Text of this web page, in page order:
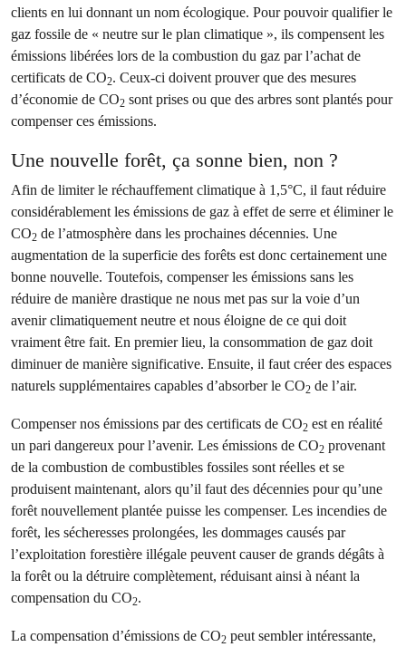
clients en lui donnant un nom écologique. Pour pouvoir qualifier le
gaz fossile de « neutre sur le plan climatique », ils compensent les
émissions libérées lors de la combustion du gaz par l’achat de
certificats de CO2. Ceux-ci doivent prouver que des mesures
d’économie de CO2 sont prises ou que des arbres sont plantés pour
compenser ces émissions.
Une nouvelle forêt, ça sonne bien, non ?
Afin de limiter le réchauffement climatique à 1,5°C, il faut réduire
considérablement les émissions de gaz à effet de serre et éliminer le
CO2 de l’atmosphère dans les prochaines décennies. Une
augmentation de la superficie des forêts est donc certainement une
bonne nouvelle. Toutefois, compenser les émissions sans les
réduire de manière drastique ne nous met pas sur la voie d’un
avenir climatiquement neutre et nous éloigne de ce qui doit
vraiment être fait. En premier lieu, la consommation de gaz doit
diminuer de manière significative. Ensuite, il faut créer des espaces
naturels supplémentaires capables d’absorber le CO2 de l’air.
Compenser nos émissions par des certificats de CO2 est en réalité
un pari dangereux pour l’avenir. Les émissions de CO2 provenant
de la combustion de combustibles fossiles sont réelles et se
produisent maintenant, alors qu’il faut des décennies pour qu’une
forêt nouvellement plantée puisse les compenser. Les incendies de
forêt, les sécheresses prolongées, les dommages causés par
l’exploitation forestière illégale peuvent causer de grands dégâts à
la forêt ou la détruire complètement, réduisant ainsi à néant la
compensation du CO2.
La compensation d’émissions de CO2 peut sembler intéressante,